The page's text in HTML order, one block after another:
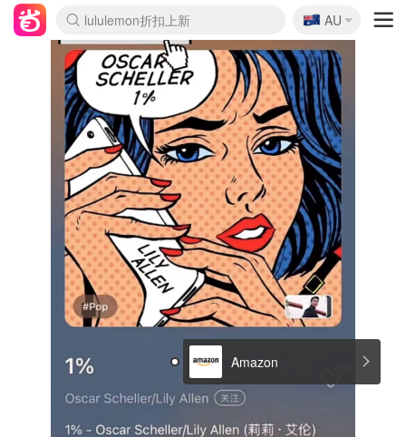
lululemon折扣上新
Sasa美妆护肤3.5折
SSENSE年中3折
FreshBeauty好价汇总
Cettire降价+叠9折
WWS Coles超市实拍
viagogo二手票捡漏
Myer超级周末1折
The Outnet奢牌1折起
David Jones 3折起
Flannels大牌1折
Perfumes Club护肤1折
AMIRO返校季6.2折
Amazon折扣汇总
eToro入金$200送$50
Amazon数码好物
ICONIC本周7.5折
ThedoubleF高奢地板价
Moose Knuckles 6折
丝芙兰5折起
EUFY官网3.7折起
Selenichast首饰2折
Trip机票酒店促销
YSL送5件彩妆礼
Amazon家居好物
Amazon美妆护肤
雅漾大喷$8
过敏原检测盒$33
伊索独家赠50ml沐浴露
科颜氏清仓3折
SEALIFE海洋馆门票6折
丝塔芙大白罐$16
订阅Newsletter送香薰
Cult Beauty 6.8折
Harrods圣诞日历2.3折
LN-CC奢牌私促3折
d'Alba空姐喷雾$16
EVE LOM套装逆天2折
Bernardelli独家4折
Adore Beauty 6折起
CT圣诞日历
Mytheresa奢品2.7折
Luxury Escapes 9折
Currentbody美容仪9折
MOON Garden Live
Roborock扫地机3.7折
Tingo Life水杯$24
Valentino官网5折
CR洗发护发6.3折
修丽可套装7.4折
Myer彩妆2件7折
GANNI官网4.5折
Stylevana韩妆4折
Tessabit高奢8.5折
OGX洗护4折
Amazon阿德莱德次日达
卡诗8.5折+赠礼
Philips Hue灯具8折
🇦🇺
AU
Amazon